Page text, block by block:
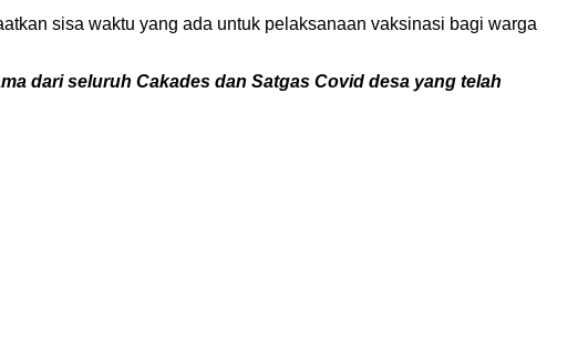
sisa waktu yang ada untuk pelaksanaan vaksinasi bagi warga
dari seluruh Cakades dan Satgas Covid desa yang telah